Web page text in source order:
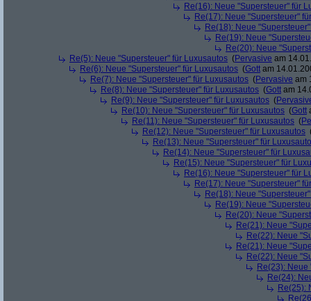
Re(16): Neue "Supersteuer" für
Re(17): Neue "Supersteuer"
Re(18): Neue
Re(19): Neue
Re(20): Neue
Re(5): Neue "Supersteuer" für Luxusautos (Pervasive am
Re(6): Neue "Supersteuer" für Luxusautos (Gott am
Re(7): Neue "Supersteuer" für Luxusautos (Pervasive am
Re(8): Neue "Supersteuer" für Luxusautos (Gott am
Re(9): Neue "Supersteuer" für Luxusautos (
Re(10): Neue "Supersteuer" für Luxusautos (Gott
Re(11): Neue "Supersteuer" für Luxusautos (
Re(12): Neue "Supersteuer" für Luxusautos
Re(13): Neue "Supersteuer" für
Re(14): Neue "Supersteuer" für
Re(15): Neue "Supersteuer" für
Re(16): Neue "Supersteuer" für
Re(17): Neue "Supersteuer"
Re(18): Neue
Re(19): Neue
Re(20): Neue
Re(21): Neue
Re(22): Neue
Re(21): Neue
Re(22): Neue
Re(23):
Re(24):
Re(25):